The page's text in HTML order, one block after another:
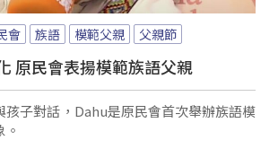
會 族語 模範父親 父親節
原民會表揚模範族語父親
孩子對話，Dahu是原民會首次舉辦族語模